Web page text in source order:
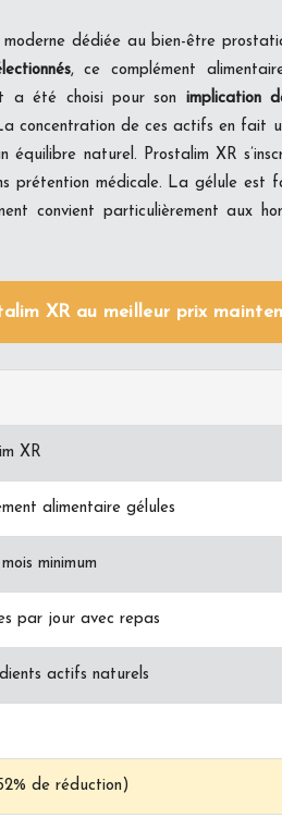
dédiée au bien-être
, ce complément
a été choisi pour son implication
concentration de ces actifs en fait
équilibre naturel. Prostalim XR
prétention médicale. La gélule est
convient particulièrement aux
XR au meilleur prix
XR
alimentaire gélules
minimum
par jour avec repas
actifs naturels
de réduction)